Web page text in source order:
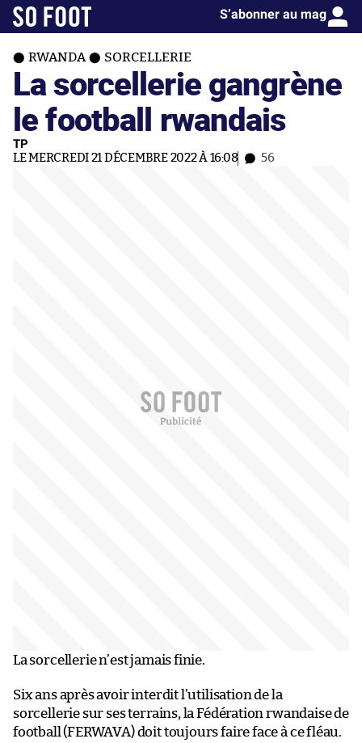
S’abonner au mag
RWANDA SORCELLERIE
La sorcellerie gangrène
le football rwandais
TP
LE MERCREDI 21 DÉCEMBRE 2022 À 16:08 56
La sorcellerie n’est jamais finie.
Six ans après avoir interdit l’utilisation de la
sorcellerie sur ses terrains, la Fédération rwandaise de
football (FERWAVA) doit toujours faire face à ce fléau.